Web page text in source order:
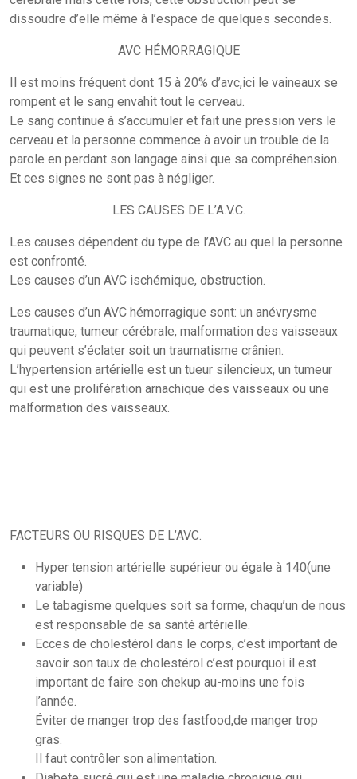
dissoudre d’elle même à l’espace de quelques secondes.
AVC HÉMORRAGIQUE
Il est moins fréquent dont 15 à 20% d’avc,ici le vaineaux se
rompent et le sang envahit tout le cerveau.
Le sang continue à s’accumuler et fait une pression vers le
cerveau et la personne commence à avoir un trouble de la
parole en perdant son langage ainsi que sa compréhension.
Et ces signes ne sont pas à négliger.
LES CAUSES DE L’A.V.C.
Les causes dépendent du type de l’AVC au quel la personne
est confronté.
Les causes d’un AVC ischémique, obstruction.
Les causes d’un AVC hémorragique sont: un anévrysme
traumatique, tumeur cérébrale, malformation des vaisseaux
qui peuvent s’éclater soit un traumatisme crânien.
L’hypertension artérielle est un tueur silencieux, un tumeur
qui est une prolifération arnachique des vaisseaux ou une
malformation des vaisseaux.
FACTEURS OU RISQUES DE L’AVC.
Hyper tension artérielle supérieur ou égale à 140(une
variable)
Le tabagisme quelques soit sa forme, chaqu’un de nous
est responsable de sa santé artérielle.
Ecces de cholestérol dans le corps, c’est important de
savoir son taux de cholestérol c’est pourquoi il est
important de faire son chekup au-moins une fois
l’année.
Éviter de manger trop des fastfood,de manger trop
gras.
Il faut contrôler son alimentation.